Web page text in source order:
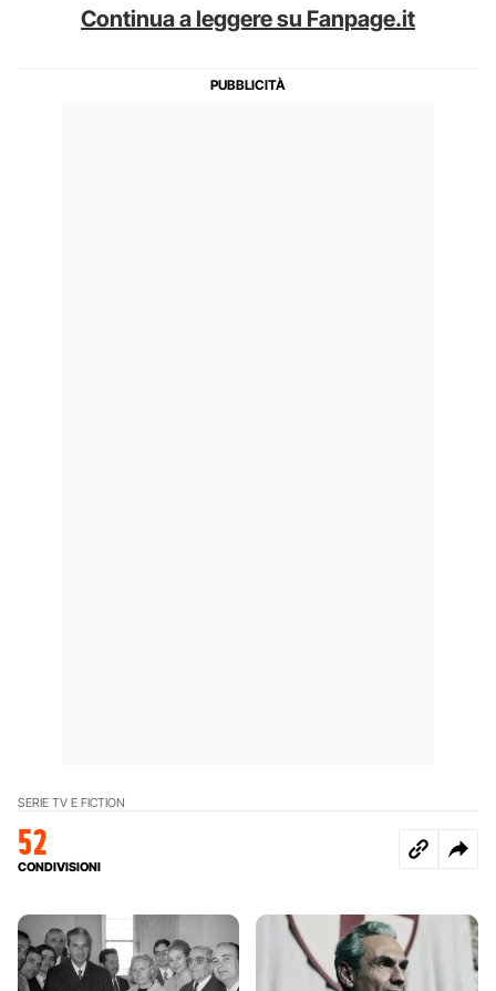
Continua a leggere su Fanpage.it
SERIE TV E FICTION
52
CONDIVISIONI